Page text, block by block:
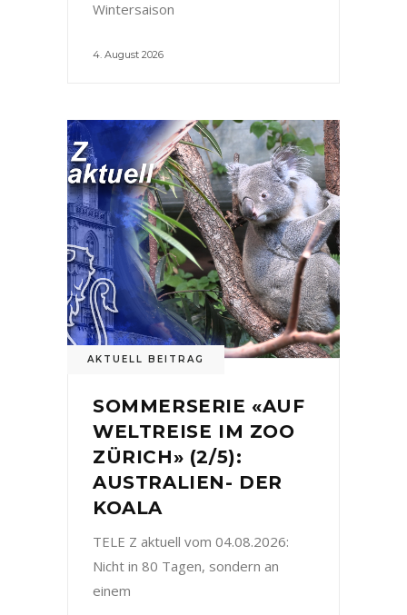
Wintersaison
4. August 2026
AKTUELL BEITRAG
SOMMERSERIE «AUF
WELTREISE IM ZOO
ZÜRICH» (2/5):
AUSTRALIEN- DER
KOALA
TELE Z aktuell vom 04.08.2026:
Nicht in 80 Tagen, sondern an
einem